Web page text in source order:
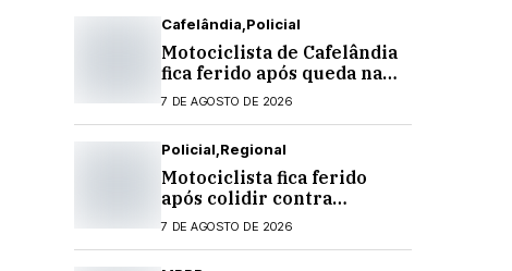
Cafelândia Policial
Motociclista de Cafelândia
fica ferido após queda na
PR-180 em Quarto
7 DE AGOSTO DE 2026
Policial Regional
Motociclista fica ferido
após colidir contra
banheiro químico que caiu
7 DE AGOSTO DE 2026